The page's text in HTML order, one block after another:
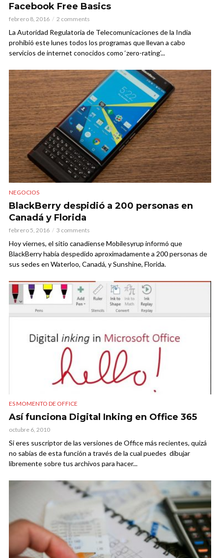
Facebook Free Basics
febrero 8, 2016 2 comments
La Autoridad Regulatoria de Telecomunicaciones de la India
prohibió este lunes todos los programas que llevan a cabo
servicios de internet conocidos como ‘zero-rating’...
NEGOCIOS
BlackBerry despidió a 200 personas en
Canadá y Florida
febrero 5, 2016 3 comments
Hoy viernes, el sitio canadiense Mobilesyrup informó que
BlackBerry había despedido aproximadamente a 200 personas de
sus sedes en Waterloo, Canadá, y Sunshine, Florida.
ES MOMENTO DE OFFICE
Así funciona Digital Inking en Office 365
octubre 6, 2010
Si eres suscriptor de las versiones de Office más recientes, quizá
no sabías de esta función a través de la cual puedes dibujar
libremente sobre tus archivos para hacer...